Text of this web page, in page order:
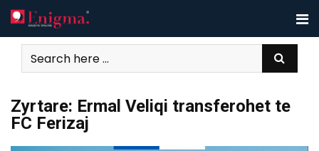
Skip
to
content
Zyrtare: Ermal Veliqi transferohet te
FC Ferizaj